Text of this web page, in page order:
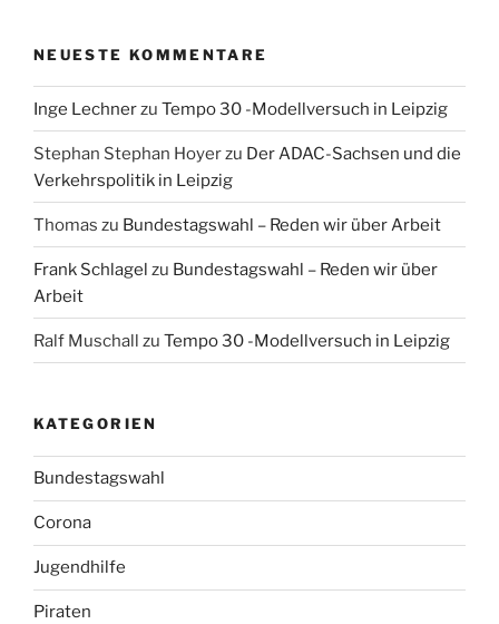
NEUESTE KOMMENTARE
Inge Lechnerzu Tempo 30 -Modellversuch in Leipzig
Stephan Stephan Hoyerzu Der ADAC-Sachsen und die
Verkehrspolitik in Leipzig
Thomas zu Bundestagswahl – Reden wir über Arbeit
Frank Schlagel zu Bundestagswahl – Reden wir über
Arbeit
Ralf Muschall zu Tempo 30 -Modellversuch in Leipzig
KATEGORIEN
Bundestagswahl
Corona
Jugendhilfe
Piraten